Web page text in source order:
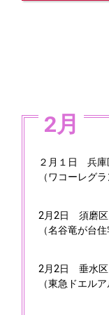
2月
２月１日 兵庫
（ワコーレグ
2月2日 須磨区
（名谷竜が台
2月2日 垂水区
（東急ドエル